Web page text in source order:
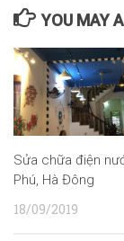
YOU MAY
Sửa chữa điện
Phú, Hà Đông
18/09/2019